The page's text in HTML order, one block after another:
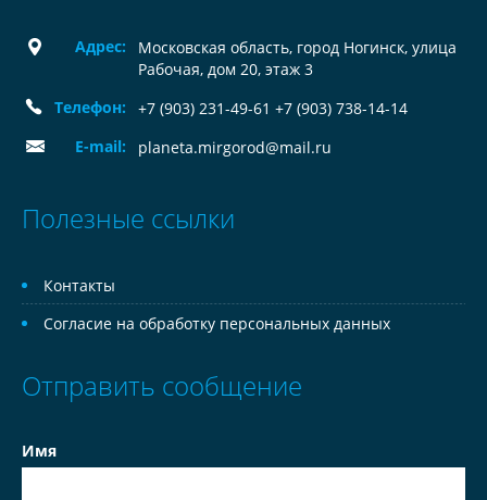
Адрес:
Московская область, город Ногинск, улица
Рабочая, дом 20, этаж 3
Телефон:
+7 (903) 231-49-61 +7 (903) 738-14-14
E-mail:
planeta.mirgorod@mail.ru
Полезные ссылки
Контакты
Согласие на обработку персональных данных
Отправить сообщение
Имя